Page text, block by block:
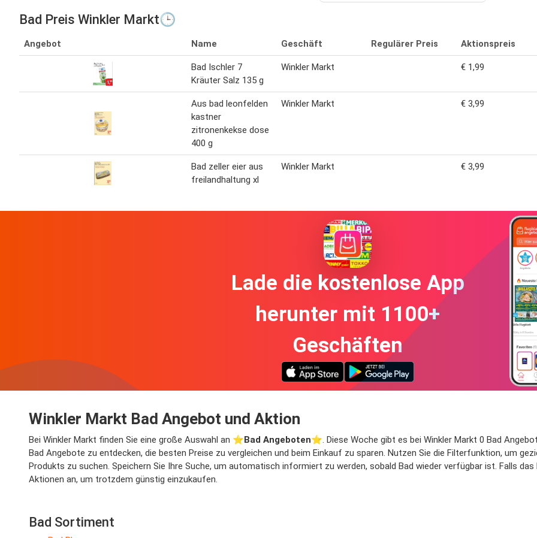
Bad Preis Winkler Markt🕒
Angebot Name Geschäft Regulärer Preis Aktionspreis
Bad Ischler 7
Kräuter Salz 135 g
Winkler Markt € 1,99
Aus bad leonfelden
kastner
zitronenkekse dose
400 g
Winkler Markt € 3,99
Bad zeller eier aus
freilandhaltung xl
Winkler Markt € 3,99
Lade die kostenlose App
herunter mit 1100+
Geschäften
Winkler Markt Bad Angebot und Aktion
Bei Winkler Markt finden Sie eine große Auswahl an ⭐️Bad Angeboten⭐️. Diese Woche gibt es bei Winkler Markt 0 Bad
Bad Angebote zu entdecken, die besten Preise zu vergleichen und beim Einkauf zu sparen. Nutzen Sie die Filterfunktion, um
Produkts zu suchen. Speichern Sie Ihre Suche, um automatisch informiert zu werden, sobald Bad wieder verfügbar ist. Falls
Aktionen an, um trotzdem günstig einzukaufen.
Bad Sortiment